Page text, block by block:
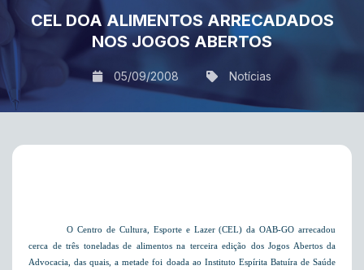
CEL DOA ALIMENTOS ARRECADADOS
NOS JOGOS ABERTOS
05/09/2008 Notícias
O Centro de Cultura, Esporte e Lazer (CEL) da OAB-GO arrecadou
cerca de três toneladas de alimentos na terceira edição dos Jogos Abertos da
Advocacia, das quais, a metade foi doada ao Instituto Espírita Batuíra de Saúde